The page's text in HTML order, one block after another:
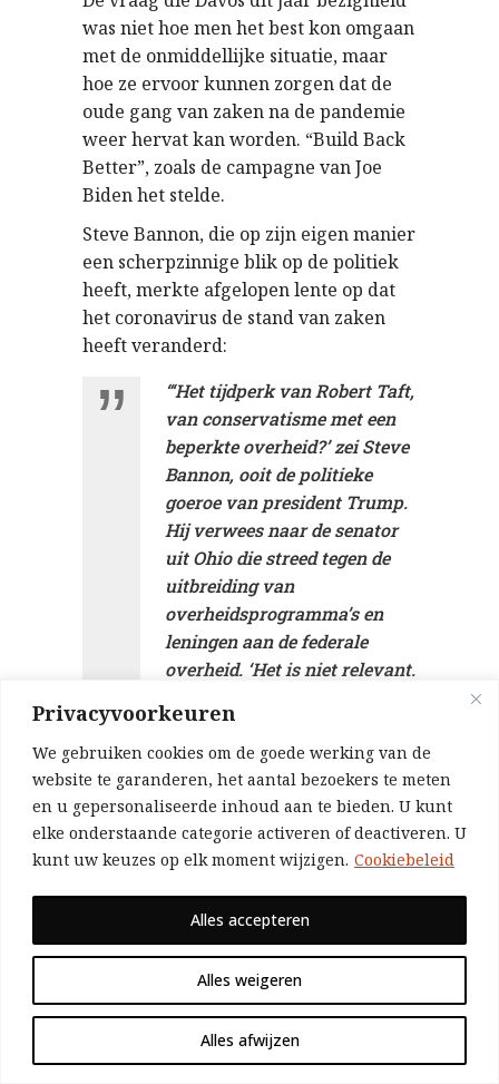
Privacyvoorkeuren
We gebruiken cookies om de goede werking van de
website te garanderen, het aantal bezoekers te meten
en u gepersonaliseerde inhoud aan te bieden. U kunt
elke onderstaande categorie activeren of deactiveren. U
kunt uw keuzes op elk moment wijzigen. Cookiebeleid
Alles weigeren
Alles afwijzen
Alles accepteren
was niet hoe men het best kon omgaan
met de onmiddellijke situatie, maar
hoe ze ervoor kunnen zorgen dat de
oude gang van zaken na de pandemie
weer hervat kan worden. “Build Back
Better”, zoals de campagne van Joe
Biden het stelde.
Steve Bannon, die op zijn eigen manier
een scherpzinnige blik op de politiek
heeft, merkte afgelopen lente op dat
het coronavirus de stand van zaken
heeft veranderd:
“‘Het tijdperk van Robert Taft,
van conservatisme met een
beperkte overheid?’ zei Steve
Bannon, ooit de politieke
goeroe van president Trump.
Hij verwees naar de senator
uit Ohio die streed tegen de
uitbreiding van
overheidsprogramma’s en
leningen aan de federale
overheid. ‘Het is niet relevant.
Dezelfde houding zagen we in Davos.
Laten we eens kijken naar Darren
Walker, voorzitter van de Ford
Foundation, die bekend werd door
juist de ideologie van Friedman te
aan het World Economic Forum ‘s
werelds grootste kapitalisten zijn,
waarmee hij voorstanders van het
kapitalisme bedoelde. Hij zei dat hij
een kapitalist is omdat hij gelooft in
het kapitalisme, maar dat “als we het